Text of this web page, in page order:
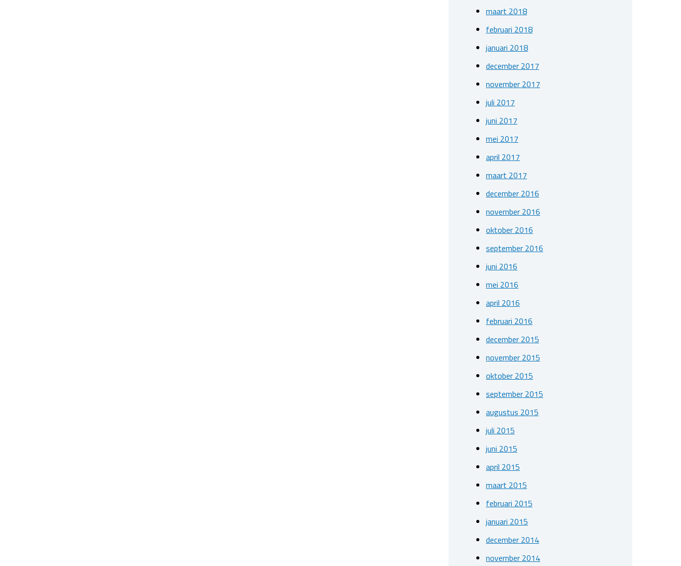
maart 2018
februari 2018
januari 2018
december 2017
november 2017
juli 2017
juni 2017
mei 2017
april 2017
maart 2017
december 2016
november 2016
oktober 2016
september 2016
juni 2016
mei 2016
april 2016
februari 2016
december 2015
november 2015
oktober 2015
september 2015
augustus 2015
juli 2015
juni 2015
april 2015
maart 2015
februari 2015
januari 2015
december 2014
november 2014